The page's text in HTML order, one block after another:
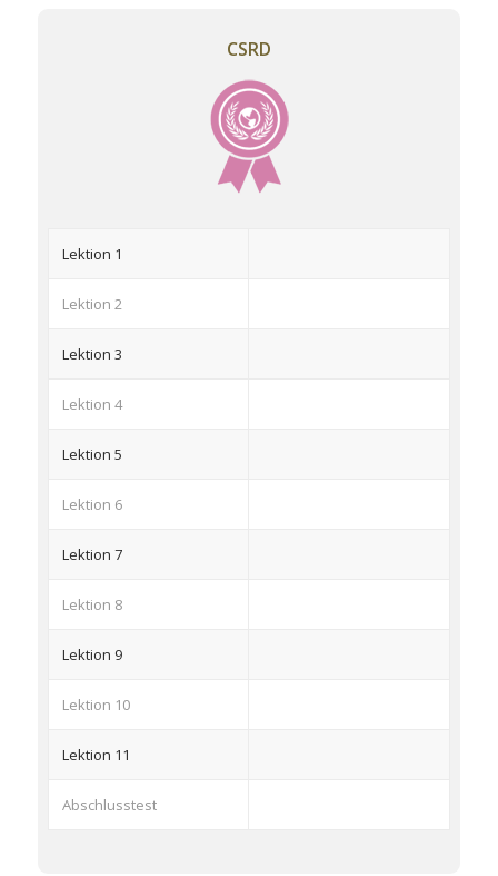
CSRD
Lektion 1
Lektion 2
Lektion 3
Lektion 4
Lektion 5
Lektion 6
Lektion 7
Lektion 8
Lektion 9
Lektion 10
Lektion 11
Abschlusstest